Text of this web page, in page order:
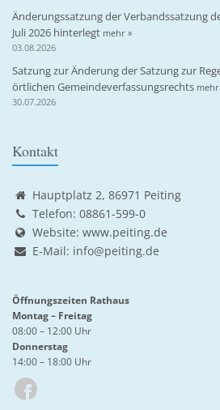
Änderungssatzung der Verbandssatzung
Juli 2026 hinterlegt mehr »
03.08.2026
Satzung zur Änderung der Satzung zur
örtlichen Gemeindeverfassungsrechts mehr
30.07.2026
Kontakt
Hauptplatz 2, 86971 Peiting
Telefon: 08861-599-0
Website: www.peiting.de
E-Mail: info@peiting.de
Öffnungszeiten Rathaus
Montag – Freitag
08:00 – 12:00 Uhr
Donnerstag
14:00 – 18:00 Uhr